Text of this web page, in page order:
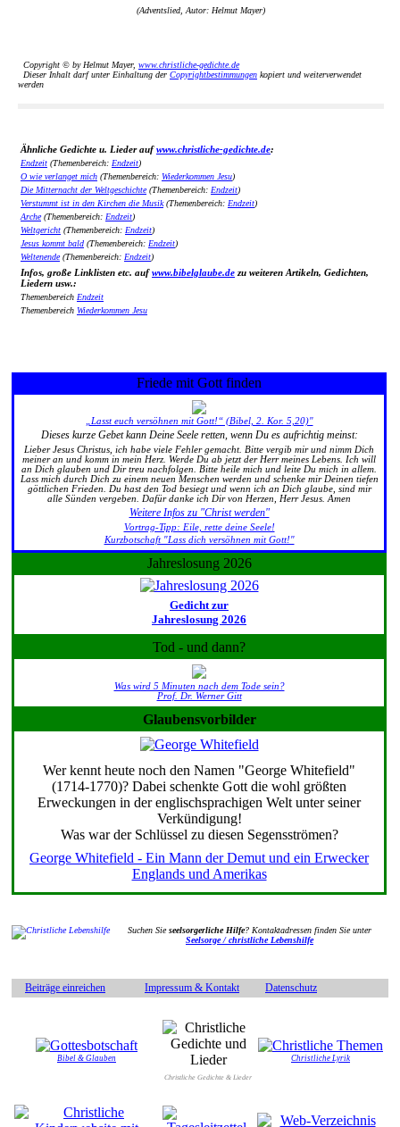
(Adventslied, Autor: Helmut Mayer)
Copyright © by Helmut Mayer, www.christliche-gedichte.de
Dieser Inhalt darf unter Einhaltung der Copyrightbestimmungen kopiert und weiterverwendet
werden
Ähnliche Gedichte u. Lieder aufwww.christliche-gedichte.de:
Endzeit (Themenbereich: Endzeit)
O wie verlanget mich (Themenbereich: Wiederkommen Jesu)
Die Mitternacht der Weltgeschichte(Themenbereich: Endzeit)
Verstummt ist in den Kirchen die Musik(Themenbereich: Endzeit)
Arche(Themenbereich: Endzeit)
Weltgericht (Themenbereich: Endzeit)
Jesus kommt bald (Themenbereich: Endzeit)
Weltenende(Themenbereich: Endzeit)
Infos, große Linklisten etc. aufwww.bibelglaube.de zu weiteren Artikeln, Gedichten,
Liedern usw.:
Themenbereich Endzeit
Themenbereich Wiederkommen Jesu
Friede mit Gott finden
„Lasst euch versöhnen mit Gott!“ (Bibel, 2. Kor. 5,20)"
Dieses kurze Gebet kann Deine Seele retten, wenn Du es aufrichtig meinst:
Lieber Jesus Christus, ich habe viele Fehler gemacht. Bitte vergib mir und nimm Dich
meiner an und komm in mein Herz. Werde Du ab jetzt der Herr meines Lebens. Ich will
an Dich glauben und Dir treu nachfolgen. Bitte heile mich und leite Du mich in allem.
Lass mich durch Dich zu einem neuen Menschen werden und schenke mir Deinen tiefen
göttlichen Frieden. Du hast den Tod besiegt und wenn ich an Dich glaube, sind mir
alle Sünden vergeben. Dafür danke ich Dir von Herzen, Herr Jesus. Amen
Weitere Infos zu "Christ werden"
Vortrag-Tipp: Eile, rette deine Seele!
Kurzbotschaft "Lass dich versöhnen mit Gott!"
Jahreslosung 2026
Gedicht zur
Jahreslosung 2026
Tod - und dann?
Was wird 5 Minuten nach dem Tode sein?
Prof. Dr. Werner Gitt
Glaubensvorbilder
Wer kennt heute noch den Namen "George Whitefield"
(1714-1770)? Dabei schenkte Gott die wohl größten
Erweckungen in der englischsprachigen Welt unter seiner
Verkündigung!
Was war der Schlüssel zu diesen Segensströmen?
George Whitefield - Ein Mann der Demut und ein Erwecker
Englands und Amerikas
Suchen Sieseelsorgerliche Hilfe? Kontaktadressen finden Sie unter
Seelsorge / christliche Lebenshilfe
Beiträge einreichen Impressum & Kontakt Datenschutz
Bibel & Glauben
Christliche Gedichte & Lieder
Christliche Lyrik